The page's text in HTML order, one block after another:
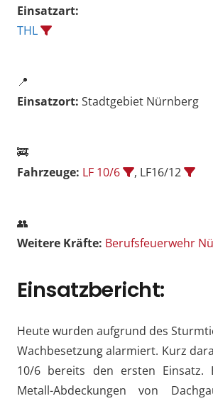
Einsatzart:
THL
📍
Einsatzort: Stadtgebiet Nürnberg
🚒
Fahrzeuge: LF 10/6 , LF16/12
👥
Weitere Kräfte: Berufsfeuerwehr
Einsatzbericht:
Heute wurden aufgrund des
Wachbesetzung alarmiert. Kurz
10/6 bereits den ersten Einsatz.
Metall-Abdeckungen von